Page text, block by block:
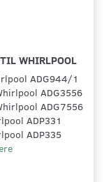
WHIRLPOOL
ADG944/1
ADG3556
ADG7556
ADP331
ADP335